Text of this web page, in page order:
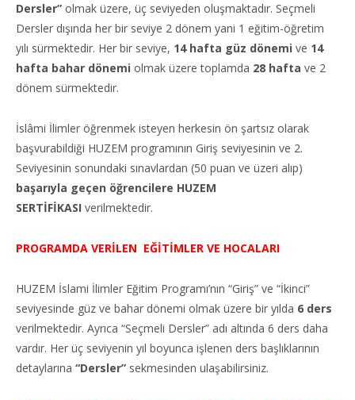
Dersler” olmak üzere, üç seviyeden oluşmaktadır. Seçmeli
Dersler dışında her bir seviye 2 dönem yani 1 eğitim-öğretim
yılı sürmektedir. Her bir seviye, 14 hafta güz dönemi ve 14
hafta bahar dönemi olmak üzere toplamda 28 hafta ve 2
dönem sürmektedir.
İslâmi İlimler öğrenmek isteyen herkesin ön şartsız olarak
başvurabildiği HUZEM programının Giriş seviyesinin ve 2.
Seviyesinin sonundaki sınavlardan (50 puan ve üzeri alıp)
başarıyla geçen öğrencilere HUZEM
SERTİFİKASI verilmektedir.
PROGRAMDA VERİLEN EĞİTİMLER VE HOCALARI
HUZEM İslami İlimler Eğitim Programı’nın “Giriş” ve “İkinci”
seviyesinde güz ve bahar dönemi olmak üzere bir yılda 6 ders
verilmektedir. Ayrıca “Seçmeli Dersler” adı altında 6 ders daha
vardır. Her üç seviyenin yıl boyunca işlenen ders başlıklarının
detaylarına “Dersler” sekmesinden ulaşabilirsiniz.